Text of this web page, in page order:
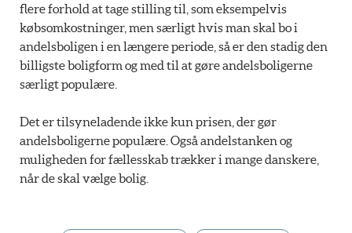
flere forhold at tage stilling til, som eksempelvis
købsomkostninger, men særligt hvis man skal bo i
andelsboligen i en længere periode, så er den stadig den
billigste boligform og med til at gøre andelsboligerne
særligt populære.
Det er tilsyneladende ikke kun prisen, der gør
andelsboligerne populære. Også andelstanken og
muligheden for fællesskab trækker i mange danskere,
når de skal vælge bolig.